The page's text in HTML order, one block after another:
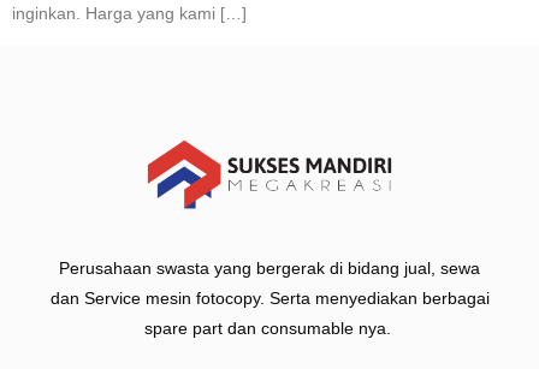
inginkan. Harga yang kami […]
Perusahaan swasta yang bergerak di bidang jual, sewa
dan Service mesin fotocopy. Serta menyediakan berbagai
spare part dan consumable nya.